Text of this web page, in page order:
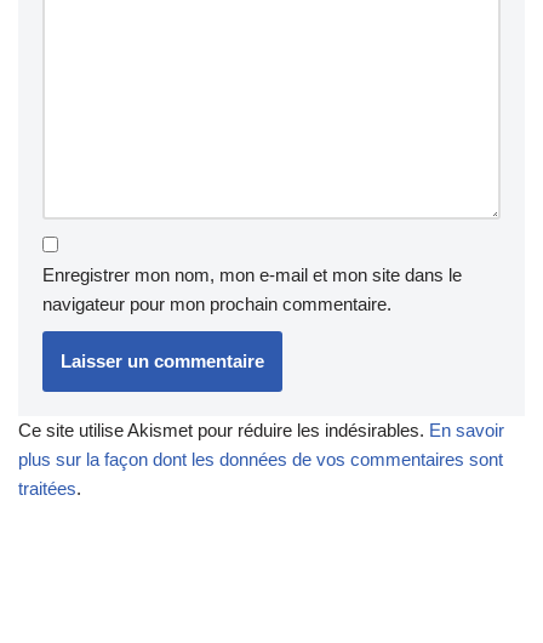
Enregistrer mon nom, mon e-mail et mon site dans le
navigateur pour mon prochain commentaire.
Ce site utilise Akismet pour réduire les indésirables. En savoir
plus sur la façon dont les données de vos commentaires sont
traitées.